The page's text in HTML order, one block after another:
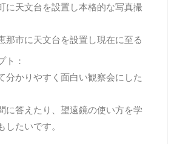
に天文台を設置し本格的な写真撮
那市に天文台を設置し現在に至る
ト：
分かりやすく面白い観察会にした
に答えたり、望遠鏡の使い方を学
したいです。